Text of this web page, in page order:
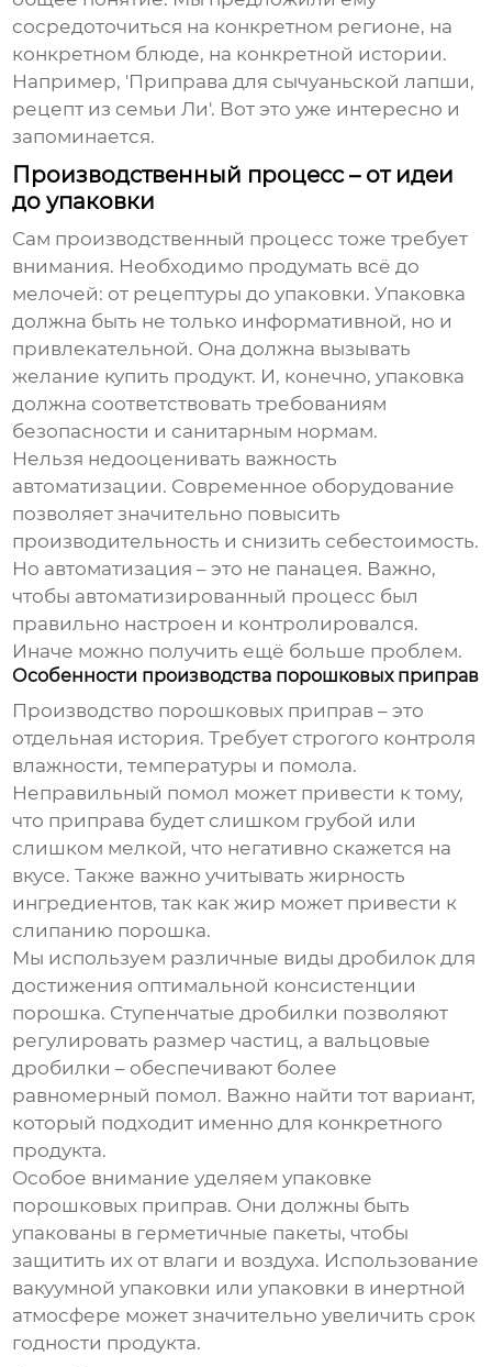
сосредоточиться на конкретном регионе, на
конкретном блюде, на конкретной истории.
Например, 'Приправа для сычуаньской лапши,
рецепт из семьи Ли'. Вот это уже интересно и
запоминается.
Производственный процесс – от идеи
до упаковки
Сам производственный процесс тоже требует
внимания. Необходимо продумать всё до
мелочей: от рецептуры до упаковки. Упаковка
должна быть не только информативной, но и
привлекательной. Она должна вызывать
желание купить продукт. И, конечно, упаковка
должна соответствовать требованиям
безопасности и санитарным нормам.
Нельзя недооценивать важность
автоматизации. Современное оборудование
позволяет значительно повысить
производительность и снизить себестоимость.
Но автоматизация – это не панацея. Важно,
чтобы автоматизированный процесс был
правильно настроен и контролировался.
Иначе можно получить ещё больше проблем.
Особенности производства порошковых приправ
Производство порошковых приправ – это
отдельная история. Требует строгого контроля
влажности, температуры и помола.
Неправильный помол может привести к тому,
что приправа будет слишком грубой или
слишком мелкой, что негативно скажется на
вкусе. Также важно учитывать жирность
ингредиентов, так как жир может привести к
слипанию порошка.
Мы используем различные виды дробилок для
достижения оптимальной консистенции
порошка. Ступенчатые дробилки позволяют
регулировать размер частиц, а вальцовые
дробилки – обеспечивают более
равномерный помол. Важно найти тот вариант,
который подходит именно для конкретного
продукта.
Особое внимание уделяем упаковке
порошковых приправ. Они должны быть
упакованы в герметичные пакеты, чтобы
защитить их от влаги и воздуха. Использование
вакуумной упаковки или упаковки в инертной
атмосфере может значительно увеличить срок
годности продукта.